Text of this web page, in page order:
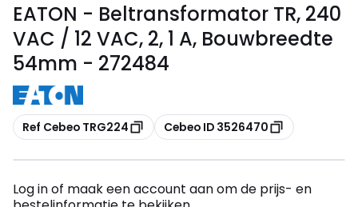
EATON - Beltransformator TR, 240
VAC / 12 VAC, 2, 1 A, Bouwbreedte
54mm - 272484
Kopiëren
Ref Cebeo TRG224 Kopiëren
Cebeo ID 3526470
Log in of maak een account aan om de prijs- en